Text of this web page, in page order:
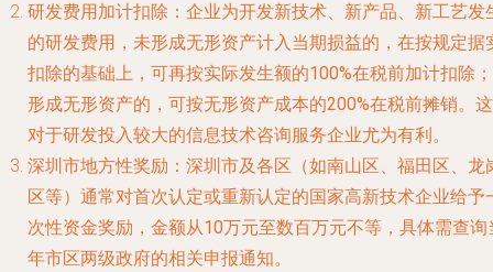
研发费用加计扣除 ：企业为开发新技术、新产品、新工艺发
的研发费用，未形成无形资产计入当期损益的，在按规定据
扣除的基础上，可再按实际发生额的100%在税前加计扣除；
形成无形资产的，可按无形资产成本的200%在税前摊销。这
对于研发投入较大的信息技术咨询服务企业尤为有利。
深圳市地方性奖励 ：深圳市及各区（如南山区、福田区、龙
区等）通常对首次认定或重新认定的国家高新技术企业给予
次性资金奖励，金额从10万元至数百万元不等 ，具体需查询
年市区两级政府的相关申报通知。